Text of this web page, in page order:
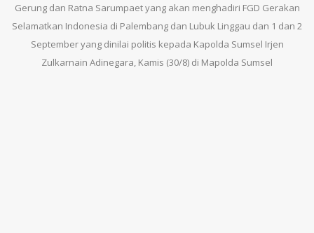
Gerung dan Ratna Sarumpaet yang akan menghadiri FGD Gerakan
Selamatkan Indonesia di Palembang dan Lubuk Linggau dan 1 dan 2
September yang dinilai politis kepada Kapolda Sumsel Irjen
Zulkarnain Adinegara, Kamis (30/8) di Mapolda Sumsel